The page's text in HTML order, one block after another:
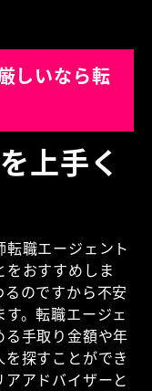
しいなら転
上手く
職エージェント
をおすすめしま
のですから不安
。転職エージェ
る手取り金額や年
探すことができ
アドバイザーと